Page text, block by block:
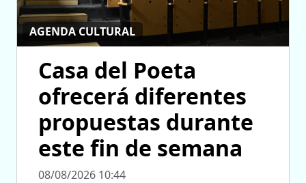
AGENDA CULTURAL
Casa del Poeta
ofrecerá diferentes
propuestas durante
este fin de semana
08/08/2026 10:44